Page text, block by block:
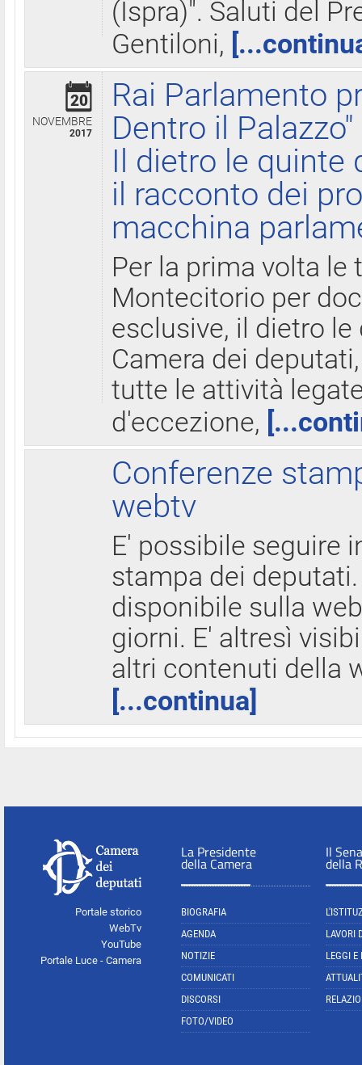
(Ispra)". Saluti del
Gentiloni,
20
NOVEMBRE
2017
Rai Parlamento
Dentro il Palazzo"
Il dietro le quinte
il racconto dei
macchina
Per la prima volta le
Montecitorio per
esclusive, il dietro
Camera dei
tutte le attività
d'eccezione,
Conferenze
webtv
E' possibile seguire
stampa dei
disponibile sulla
giorni. E' altresì
altri contenuti della
[...continua]
Portale storico
WebTv
YouTube
Portale Luce - Camera
La Presidente
della Camera
BIOGRAFIA
AGENDA
NOTIZIE
COMUNICATI
DISCORSI
FOTO/VIDEO
Il
della
LAVORI
LEGGI E